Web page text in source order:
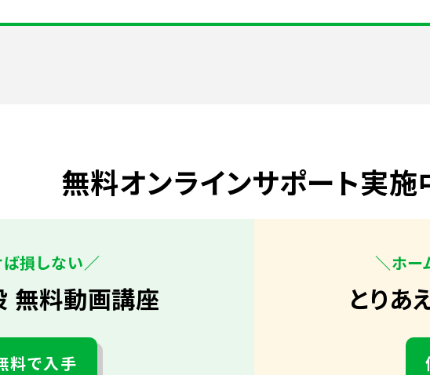
無料オンラインサポート実施
損しない／
無料動画講座
料で入手
＼ホー
とりあ